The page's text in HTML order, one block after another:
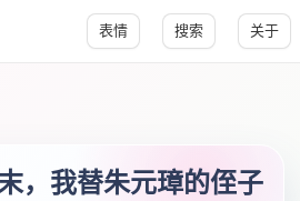
表情 搜索 关于
，我替朱元璋的侄子